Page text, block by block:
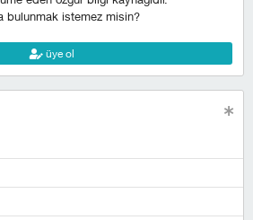
bulunmak istemez misin?
üye ol